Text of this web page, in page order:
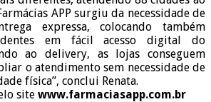
APP surgiu da necessidade de
expressa, colocando também
em fácil acesso digital do
ao delivery, as lojas conseguem
o atendimento sem necessidade de
física”, conclui Renata.
site www.farmaciasapp.com.br